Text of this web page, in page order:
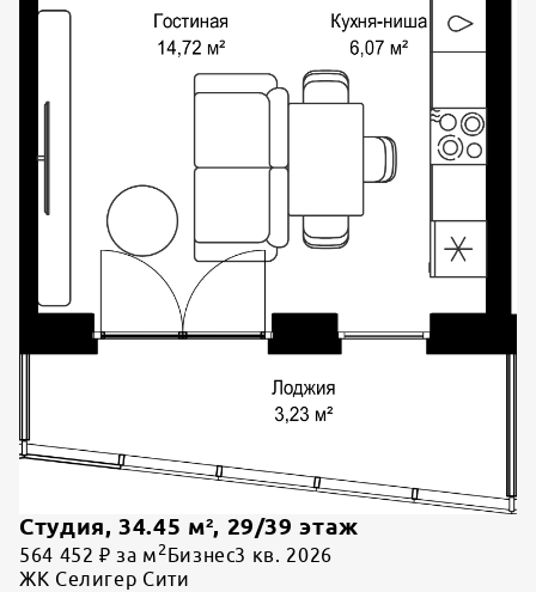
Студия, 34.45 м², 29/39 этаж
564 452 ₽ за м 2 Бизнес3 кв. 2026
ЖК Селигер Сити